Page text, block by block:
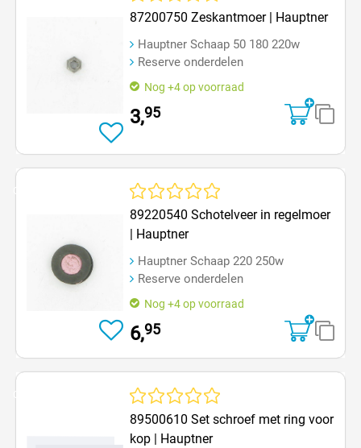
Gemiddelde waardering van 0 van 5 sterren
87200750 Zeskantmoer | Hauptner
Hauptner Schaap 50 180 220w
Reserve onderdelen
Nog +4 op voorraad
3,95
Op=Op
Gemiddelde waardering van 0 van 5 sterren
89220540 Schotelveer in regelmoer
| Hauptner
Hauptner Schaap 220 250w
Reserve onderdelen
Nog +4 op voorraad
6,95
Op=Op
89500610 Set schroef met ring voor
kop | Hauptner